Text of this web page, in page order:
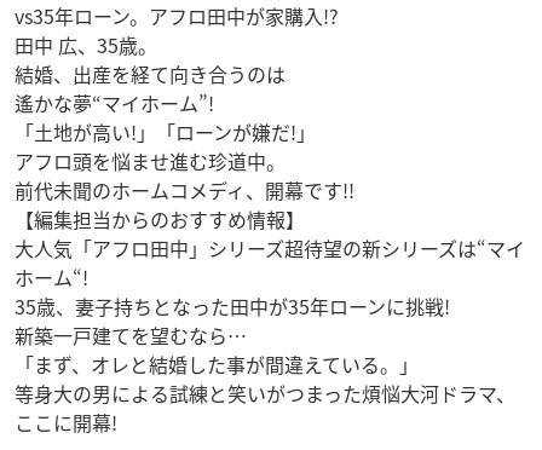
vs35年ローン。アフロ田中が家購入!?
田中 広、35歳。
結婚、出産を経て向き合うのは
遙かな夢“マイホーム”!
「土地が高い!」「ローンが嫌だ!」
アフロ頭を悩ませ進む珍道中。
前代未聞のホームコメディ、開幕です!!
【編集担当からのおすすめ情報】
大人気「アフロ田中」シリーズ超待望の新シリーズは“マイ
ホーム“!
35歳、妻子持ちとなった田中が35年ローンに挑戦!
新築一戸建てを望むなら…
「まず、オレと結婚した事が間違えている。」
等身大の男による試練と笑いがつまった煩悩大河ドラマ、
ここに開幕!